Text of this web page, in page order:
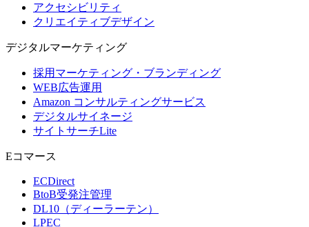
アクセシビリティ
クリエイティブデザイン
デジタルマーケティング
採用マーケティング・ブランディング
WEB広告運用
Amazon コンサルティングサービス
デジタルサイネージ
サイトサーチLite
Eコマース
ECDirect
BtoB受発注管理
DL10（ディーラーテン）
LPEC